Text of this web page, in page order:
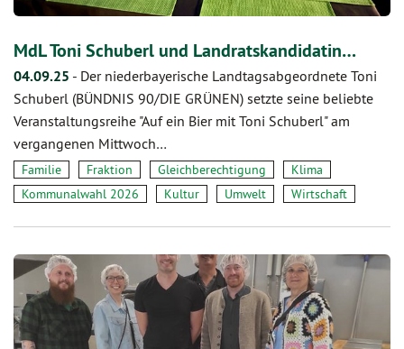
MdL Toni Schuberl und Landratskandidatin…
04.09.25 - Der niederbayerische Landtagsabgeordnete Toni
Schuberl (BÜNDNIS 90/DIE GRÜNEN) setzte seine beliebte
Veranstaltungsreihe "Auf ein Bier mit Toni Schuberl" am
vergangenen Mittwoch…
Familie Fraktion Gleichberechtigung
Klima
Kommunalwahl 2026
Kultur Umwelt Wirtschaft